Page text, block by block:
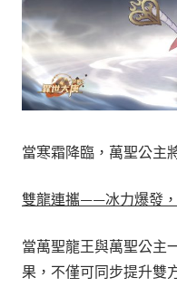
當寒霜降臨，萬聖公主
雙龍連攜——冰力爆發，
當萬聖龍王與萬聖公主
果，不僅可同步提升雙